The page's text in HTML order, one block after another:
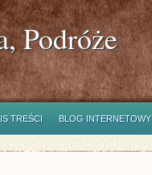
Podróże
TREŚCI BLOG INTERNETOWY